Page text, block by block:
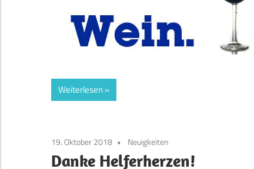
Weiterlesen
19. Oktober 2018 Neuigkeiten
Danke Helferherzen!